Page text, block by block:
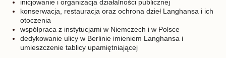
inicjowanie i organizacja działalności publicznej
konserwacja, restauracja oraz ochrona dzieł Langhansa i ich
otoczenia
współpraca z instytucjami w Niemczech i w Polsce
dedykowanie ulicy w Berlinie imieniem Langhansa i
umieszczenie tablicy upamiętniającej